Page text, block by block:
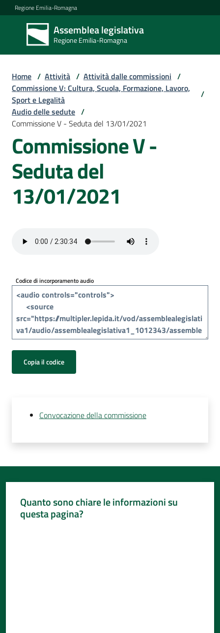
Vai al contenuto
Vai alla navigazione
Vai al footer
Regione Emilia-Romagna
Assemblea legislativa
Regione Emilia-Romagna
Assemblea
legislativa
Regione Emilia-
Assemblea
Attività
media
i
cittadini
Home / Attività / Attività dalle commissioni /
Commissione V: Cultura, Scuola, Formazione, Lavoro,
Sport e Legalità
/
Audio delle sedute /
Commissione V - Seduta del 13/01/2021
Commissione V -
Seduta del
13/01/2021
Codice di incorporamento audio
Copia il codice
Convocazione della commissione
Quanto sono chiare le informazioni su
questa pagina?